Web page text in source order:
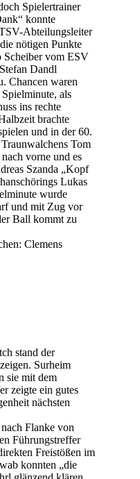
Spielertrainer
konnte
Abteilungsleiter
nötigen Punkte
Scheiber vom ESV
Dandl
Chancen waren
als
ins rechte
brachte
und in der 60.
Tom
vorne und es
Szanda „Kopf
Lukas
wurde
und mit Zug vor
Ball kommt zu
Clemens
stand der
Surheim
sie mit dem
zeigte ein gutes
nächsten
Flanke von
Führungstreffer
Freistößen im
konnten „die